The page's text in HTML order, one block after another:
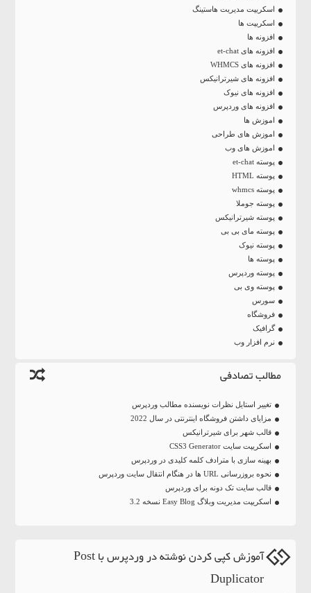
اسکریپت مدیریت هاستینگ
اسکریپت ها
افزونه ها
افزونه های et-chat
افزونه های WHMCS
افزونه های شیرترانیکس
افزونه های نیوک
افزونه های وردپرس
اموزش ها
اموزش های طراحی
اموزش های وب
پوسته et-chat
پوسته HTML
پوسته whmcs
پوسته جوملا
پوسته شیرترانیکس
پوسته مای بی بی
پوسته نیوک
پوسته ها
پوسته وردپرس
پوسته وی بی
سورس
فروشگاه
گرافیک
نرم افزار وب
مطالب تصادفی
تغییر استایل نظرات نویسنده مطالب وردپرس
مزایای داشتن فروشگاه اینترنتی در سال 2022
قالب شهر برای شیرترانیکس
اسکریپت سایت CSS3 Generator
بهینه سازی با مترادف کلمه کلیدی در وردپرس
نحوه بروزرسانی URL ها در هنگام انتقال سایت وردپرس
قالب سایت تک دونه برای وردپرس
اسکریپت مدیریت وبلاگ Easy Blog نسخه 3.2
آموزش کپی کردن نوشته در وردپرس با Post
Duplicator